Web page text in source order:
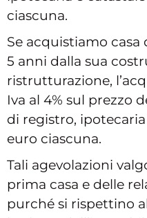
ciascuna.
Se acquistiamo casa
5 anni dalla sua
ristrutturazione,
Iva al 4% sul prezzo
di registro,
euro ciascuna.
Tali agevolazioni
prima casa e delle
purché si rispettino